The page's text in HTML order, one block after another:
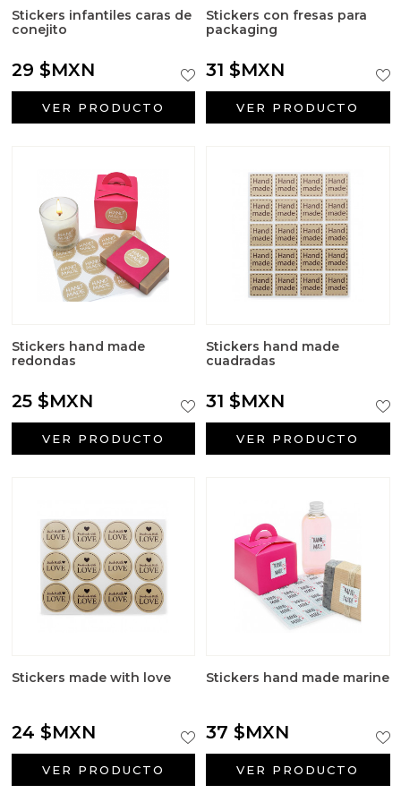
Stickers infantiles caras de
conejito
29 $MXN
VER PRODUCTO
Stickers con fresas para
packaging
31 $MXN
VER PRODUCTO
Stickers hand made
redondas
25 $MXN
VER PRODUCTO
Stickers hand made
cuadradas
31 $MXN
VER PRODUCTO
Stickers made with love
24 $MXN
VER PRODUCTO
Stickers hand made marine
37 $MXN
VER PRODUCTO